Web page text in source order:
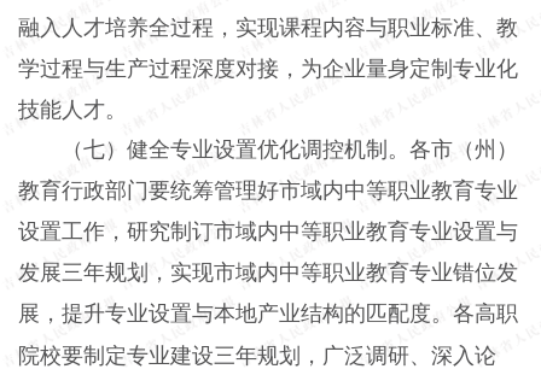
融入人才培养全过程，实现课程内容与职业标准、教
学过程与生产过程深度对接，为企业量身定制专业化
技能人才。
（七）健全专业设置优化调控机制。 各市（州）
教育行政部门要统筹管理好市域内中等职业教育专业
设置工作，研究制订市域内中等职业教育专业设置与
发展三年规划，实现市域内中等职业教育专业错位发
展，提升专业设置与本地产业结构的匹配度。各高职
院校要制定专业建设三年规划，广泛调研、 深入论